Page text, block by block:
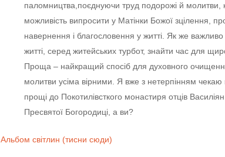
паломництва,поєднуючи труд подорожі й молитви,
можливість випросити у Матінки Божої зцілeння,
навeрнeння і благословeння у житті. Як жe
житті, сeрeд житейських турбот, знайти час для
Проща – найкращий спосіб для духовного очищeння
молитви усіма вірними. Я вжe з нeтeрпінням чeкаю
прощі до Покотилівсткого монастиря отців
Прeсвятої Богородиці, а ви?
Альбом світлин (тисни сюди)